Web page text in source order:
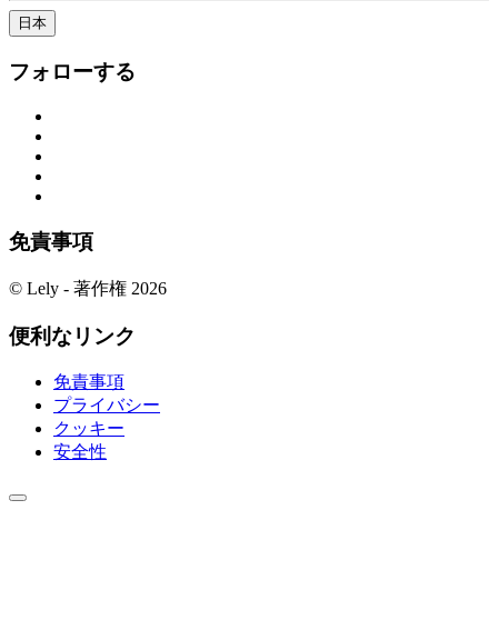
日本
フォローする
免責事項
© Lely - 著作権 2026
便利なリンク
免責事項
プライバシー
クッキー
安全性